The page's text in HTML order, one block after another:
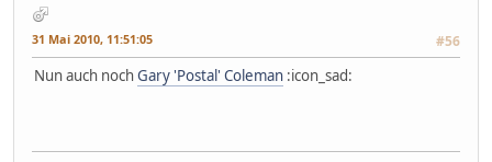
31 Mai 2010, 11:51:05 #56
Nun auch nochGary 'Postal' Coleman :icon_sad: